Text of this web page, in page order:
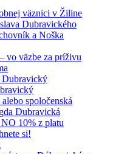
väznici v Žiline
Dubravického
a Noška
vo väzbe za príživu
Dubravický
spoločenská
Dubravická
10% z platu
si!